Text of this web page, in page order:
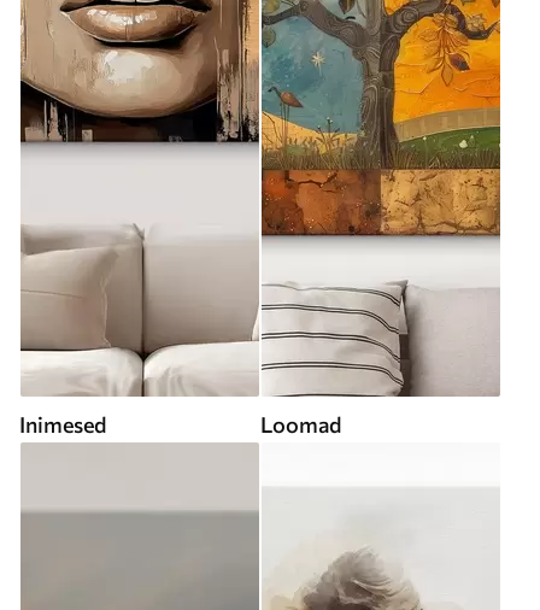
Inimesed Loomad